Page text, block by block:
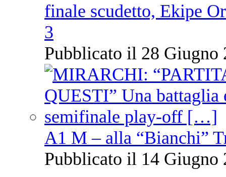
finale scudetto, Ekipe
3
Pubblicato il 28 Giugno
A1 M – alla “Bianchi”
Pubblicato il 14 Giugno